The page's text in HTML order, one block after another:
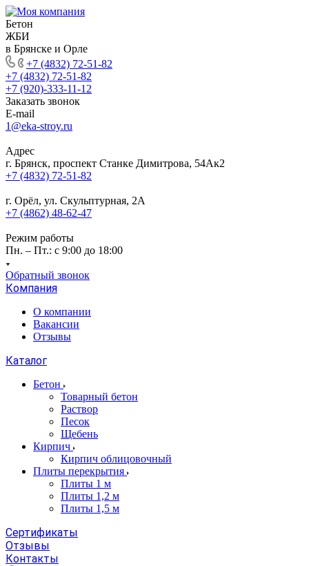
Бетон
ЖБИ
в Брянске и Орле
+7 (4832) 72-51-82
+7 (4832) 72-51-82
+7 (920)-333-11-12
Заказать звонок
E-mail
1@eka-stroy.ru
Адрес
г. Брянск, проспект Станке Димитрова, 54Ак2
+7 (4832) 72-51-82
г. Орёл, ул. Скульптурная, 2А
+7 (4862) 48-62-47
Режим работы
Пн. – Пт.: с 9:00 до 18:00
Обратный звонок
Компания
О компании
Вакансии
Отзывы
Каталог
Бетон
Товарный бетон
Раствор
Песок
Щебень
Кирпич
Кирпич облицовочный
Плиты перекрытия
Плиты 1 м
Плиты 1,2 м
Плиты 1,5 м
Сертификаты
Отзывы
Контакты